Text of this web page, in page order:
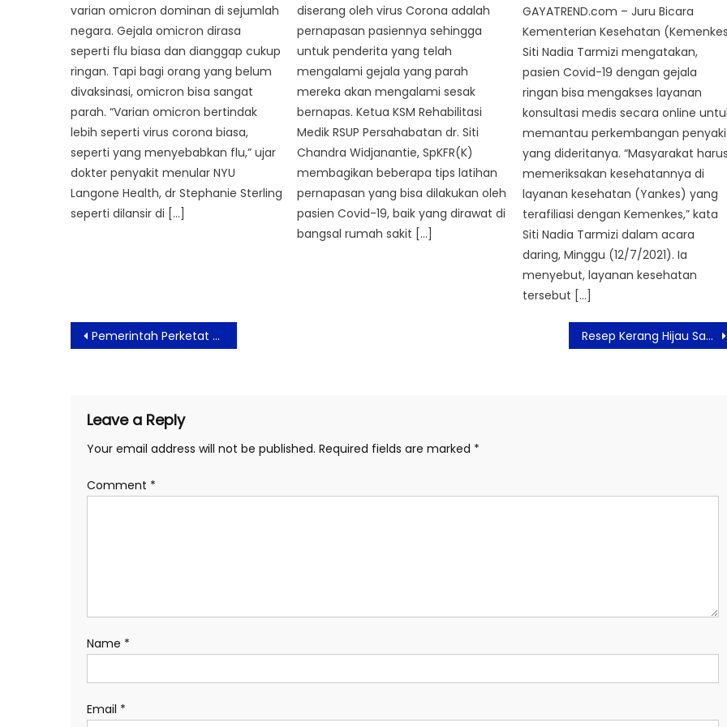
varian omicron dominan di sejumlah
negara. Gejala omicron dirasa
seperti flu biasa dan dianggap cukup
ringan. Tapi bagi orang yang belum
divaksinasi, omicron bisa sangat
parah. “Varian omicron bertindak
lebih seperti virus corona biasa,
seperti yang menyebabkan flu,” ujar
dokter penyakit menular NYU
Langone Health, dr Stephanie Sterling
seperti dilansir di […]
diserang oleh virus Corona adalah
pernapasan pasiennya sehingga
untuk penderita yang telah
mengalami gejala yang parah
mereka akan mengalami sesak
bernapas. Ketua KSM Rehabilitasi
Medik RSUP Persahabatan dr. Siti
Chandra Widjanantie, SpKFR(K)
membagikan beberapa tips latihan
pernapasan yang bisa dilakukan oleh
pasien Covid-19, baik yang dirawat di
bangsal rumah sakit […]
GAYATREND.com – Juru Bicara
Kementerian Kesehatan
Siti Nadia Tarmizi mengatakan,
pasien Covid-19 dengan gejala
ringan bisa mengakses layanan
konsultasi medis secara online
memantau perkembangan
yang dideritanya. “Masyarakat harus
memeriksakan kesehatannya di
layanan kesehatan (Yankes) yang
terafiliasi dengan Kemenkes,” kata
Siti Nadia Tarmizi dalam acara
daring, Minggu (12/7/2021). Ia
menyebut, layanan kesehatan
tersebut […]
Post
navigation
Pemerintah Perketat Penggunaan PeduliLindungi di Tempat Publik saat Nataru Resep Kerang Hijau Saus Padang
Leave a Reply
Your email address will not be published. Required fields are marked *
Comment *
Name *
Email *